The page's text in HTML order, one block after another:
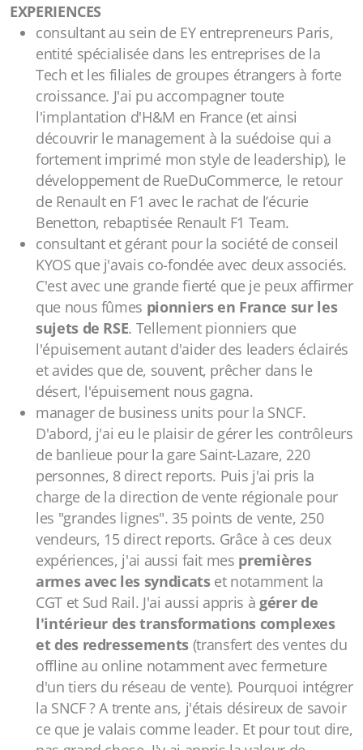
EXPERIENCES
consultant au sein de EY entrepreneurs Paris,
entité spécialisée dans les entreprises de la
Tech et les filiales de groupes étrangers à forte
croissance. J'ai pu accompagner toute
l'implantation d'H&M en France (et ainsi
découvrir le management à la suédoise qui a
fortement imprimé mon style de leadership), le
développement de RueDuCommerce, le retour
de Renault en F1 avec le rachat de l’écurie
Benetton, rebaptisée Renault F1 Team.
consultant et gérant pour la société de conseil
KYOS que j'avais co-fondée avec deux associés.
C'est avec une grande fierté que je peux affirmer
que nous fûmes pionniers en France sur les
sujets de RSE. Tellement pionniers que
l'épuisement autant d'aider des leaders éclairés
et avides que de, souvent, prêcher dans le
désert, l'épuisement nous gagna.
manager de business units pour la SNCF.
D'abord, j'ai eu le plaisir de gérer les contrôleurs
de banlieue pour la gare Saint-Lazare, 220
personnes, 8 direct reports. Puis j'ai pris la
charge de la direction de vente régionale pour
les "grandes lignes". 35 points de vente, 250
vendeurs, 15 direct reports. Grâce à ces deux
expériences, j'ai aussi fait mes premières
armes avec les syndicatset notamment la
CGT et Sud Rail. J'ai aussi appris à gérer de
l'intérieur des transformations complexes
et des redressements(transfert des ventes du
offline au online notamment avec fermeture
d'un tiers du réseau de vente). Pourquoi intégrer
la SNCF ? A trente ans, j'étais désireux de savoir
ce que je valais comme leader. Et pour tout dire,